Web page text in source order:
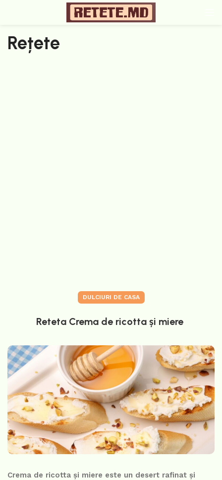
Rețete
DULCIURI DE CASA
Reteta Crema de ricotta și miere
Crema de ricotta și miere este un desert rafinat și